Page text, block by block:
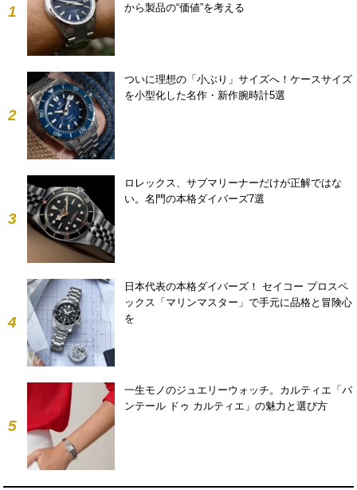
1
から製品の“価値”を考える
2
ついに理想の「小ぶり」サイズへ！ケースサイズ
を小型化した名作・新作腕時計5選
3
ロレックス、サブマリーナーだけが正解ではな
い。名門の本格ダイバーズ7選
4
日本代表の本格ダイバーズ！ セイコー プロスペ
ックス「マリンマスター」で手元に品格と冒険心
を
5
一生モノのジュエリーウォッチ。カルティエ「パ
ンテール ドゥ カルティエ」の魅力と選び方